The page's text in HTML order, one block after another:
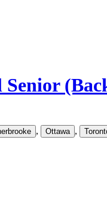
, Ottawa ,